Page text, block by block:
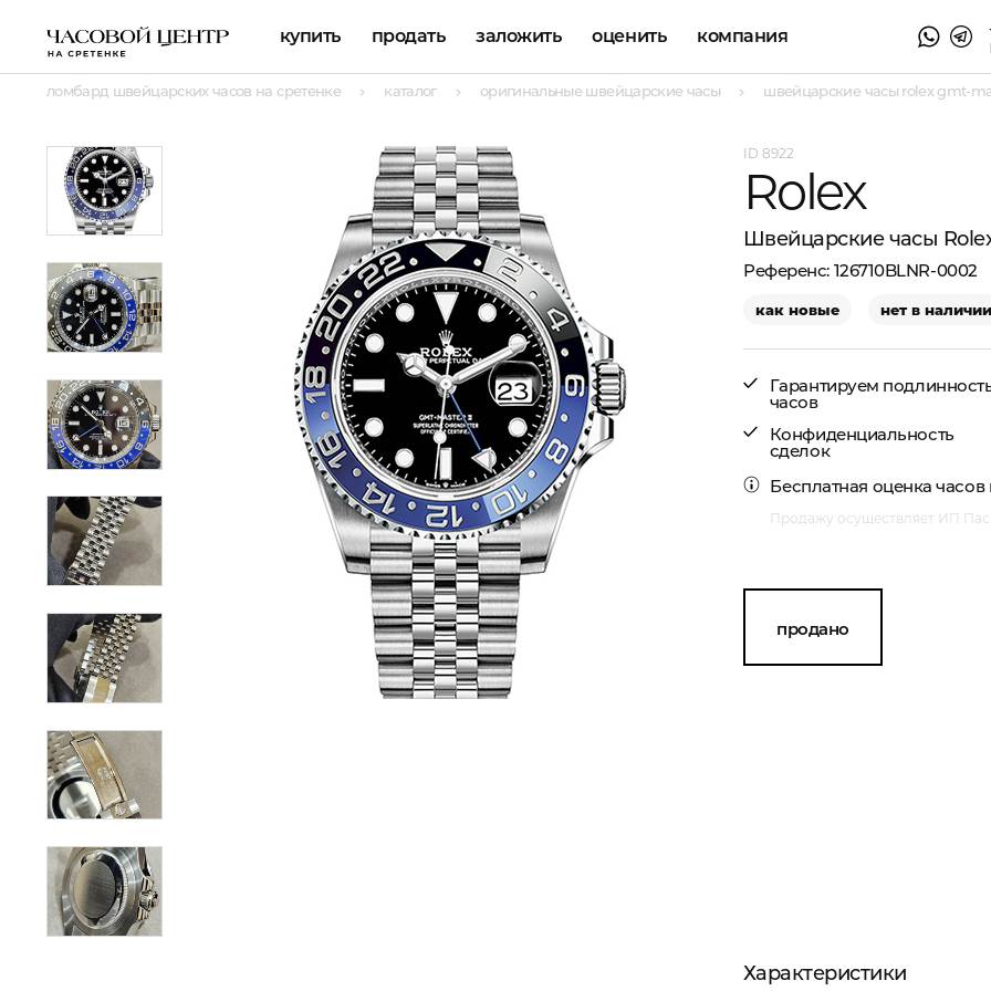
купить продать заложить оценить компания
ломбард швейцарских часов на сретенке каталог оригинальные швейцарские часы швейцарские часы rolex gmt-
8922
Rolex
Швейцарские часы
126710BLNR-0002
как новые нет в наличии
Гарантируем
часов
Конфиденциальность
сделок
Бесплатная оценка часов
Продажу осуществляет ИП
продано
Характеристики